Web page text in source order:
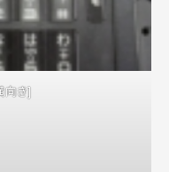
向き]